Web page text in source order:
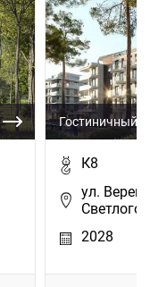
Гостиничный
К8
ул.
2028